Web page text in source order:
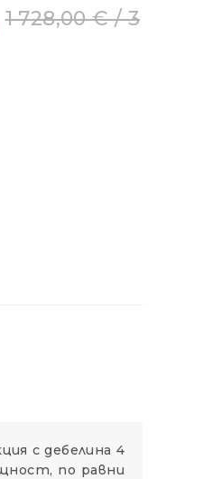
1 728,00 € / 3
с дебелина 4
по равни